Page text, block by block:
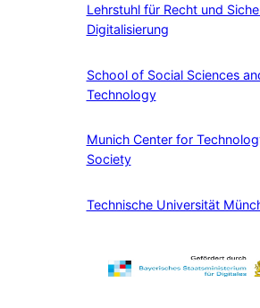
Lehrstuhl für Recht und
Digitalisierung
School of Social Sciences
Technology
Munich Center for
Society
Technische Universität